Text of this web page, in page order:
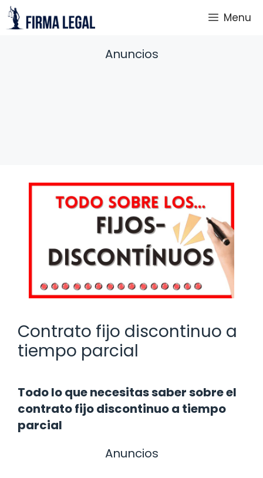
Saltar
al
Menu
Anuncios
Contrato fijo discontinuo a
tiempo parcial
Todo lo que necesitas saber sobre el
contrato fijo discontinuo a tiempo
parcial
Anuncios